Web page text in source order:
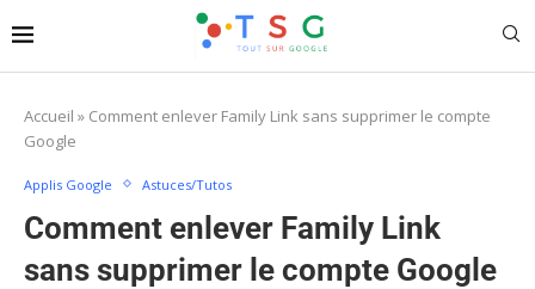
Accueil » Comment enlever Family Link sans supprimer le compte
Google
Applis Google Astuces/Tutos
Comment enlever Family Link
sans supprimer le compte Google